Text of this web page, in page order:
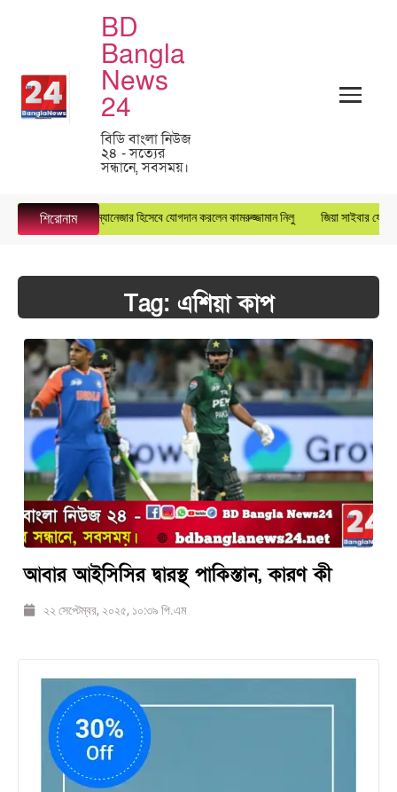
BD
Bangla
News
24
বিডি বাংলা নিউজ
২৪ - সত্যের
সন্ধানে, সবসময়।
শিরোনাম
গ্রুপে জেনারেল ম্যানেজার হিসেবে যোগদান করলেন কামরুজ্জামান নিলু জিয়া সাইবার
Tag: এশিয়া কাপ
আবার আইসিসির দ্বারস্থ পাকিস্তান, কারণ কী
২২ সেপ্টেম্বর, ২০২৫, ১০:৩৯ পি.এম